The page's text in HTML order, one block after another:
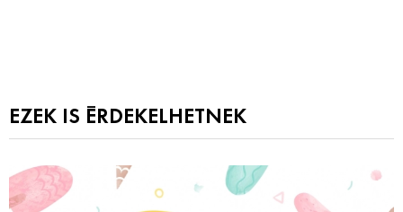
EZEK IS ÉRDEKELHETNEK